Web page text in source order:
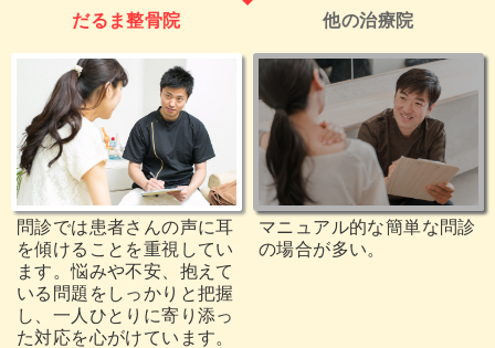
だるま整骨院
問診では患者さんの声に耳
を傾けることを重視してい
ます。悩みや不安、抱えて
いる問題をしっかりと把握
し、一人ひとりに寄り添っ
た対応を心がけています。
他の治療院
マニュアル的な簡単な問診
の場合が多い。